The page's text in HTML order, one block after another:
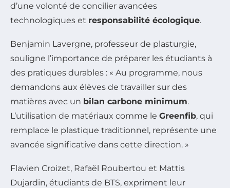
d’une volonté de concilier avancées
technologiques et responsabilité écologique.
Benjamin Lavergne, professeur de plasturgie,
souligne l’importance de préparer les étudiants à
des pratiques durables : « Au programme, nous
demandons aux élèves de travailler sur des
matières avec un bilan carbone minimum.
L’utilisation de matériaux comme le Greenfib, qui
remplace le plastique traditionnel, représente une
avancée significative dans cette direction. »
Flavien Croizet, Rafaël Roubertou et Mattis
Dujardin, étudiants de BTS, expriment leur